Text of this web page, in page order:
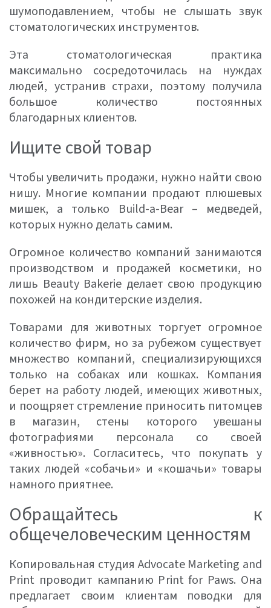
шумоподавлением, чтобы не слышать звук
стоматологических инструментов.
Эта стоматологическая практика
максимально сосредоточилась на нуждах
людей, устранив страхи, поэтому получила
большое количество постоянных
благодарных клиентов.
Ищите свой товар
Чтобы увеличить продажи, нужно найти свою
нишу. Многие компании продают плюшевых
мишек, а только Build-a-Bear – медведей,
которых нужно делать самим.
Огромное количество компаний занимаются
производством и продажей косметики, но
лишь Beauty Bakerie делает свою продукцию
похожей на кондитерские изделия.
Товарами для животных торгует огромное
количество фирм, но за рубежом существует
множество компаний, специализирующихся
только на собаках или кошках. Компания
берет на работу людей, имеющих животных,
и поощряет стремление приносить питомцев
в магазин, стены которого увешаны
фотографиями персонала со своей
«живностью». Согласитесь, что покупать у
таких людей «собачьи» и «кошачьи» товары
намного приятнее.
Обращайтесь к
общечеловеческим ценностям
Копировальная студия Advocate Marketing and
Print проводит кампанию Print for Paws. Она
предлагает своим клиентам поводки для